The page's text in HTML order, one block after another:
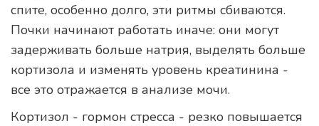
спите, особенно долго, эти ритмы сбиваются.
Почки начинают работать иначе: они могут
задерживать больше натрия, выделять больше
кортизола и изменять уровень креатинина -
все это отражается в анализе мочи.
Кортизол - гормон стресса - резко повышается